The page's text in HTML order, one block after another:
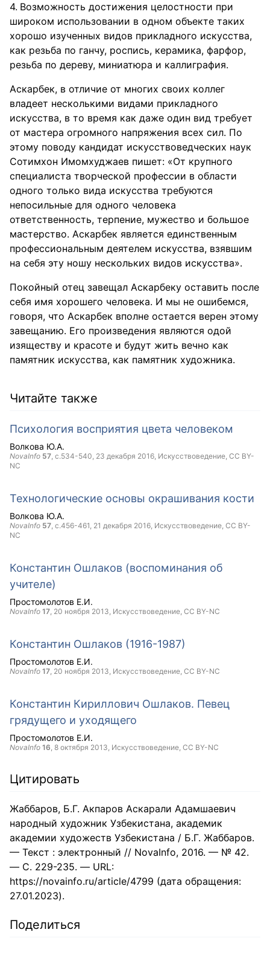
Возможность достижения целостности при
широком использовании в одном объекте таких
хорошо изученных видов прикладного искусства,
как резьба по ганчу, роспись, керамика, фарфор,
резьба по дереву, миниатюра и каллиграфия.
Аскарбек, в отличие от многих своих коллег
владеет несколькими видами прикладного
искусства, в то время как даже один вид требует
от мастера огромного напряжения всех сил. По
этому поводу кандидат искусствоведческих наук
Сотимхон Имомхуджаев пишет: «От крупного
специалиста творческой профессии в области
одного только вида искусства требуются
непосильные для одного человека
ответственность, терпение, мужество и большое
мастерство. Аскарбек является единственным
профессиональным деятелем искусства, взявшим
на себя эту ношу нескольких видов искусства».
Покойный отец завещал Аскарбеку оставить после
себя имя хорошего человека. И мы не ошибемся,
говоря, что Аскарбек вполне остается верен этому
завещанию. Его произведения являются одой
изяществу и красоте и будут жить вечно как
памятник искусства, как памятник художника.
Читайте также
Психология восприятия цвета человеком
Волкова Ю.А.
NovaInfo 57, с.534-540, 23 декабря 2016, Искусствоведение, CC BY-
NC
Технологические основы окрашивания кости
Волкова Ю.А.
NovaInfo 57, с.456-461, 21 декабря 2016, Искусствоведение, CC BY-
NC
Константин Ошлаков (воспоминания об
учителе)
Простомолотов Е.И.
NovaInfo 17, 20 ноября 2013, Искусствоведение, CC BY-NC
Константин Ошлаков (1916-1987)
Простомолотов Е.И.
NovaInfo 17, 20 ноября 2013, Искусствоведение, CC BY-NC
Константин Кириллович Ошлаков. Певец
грядущего и уходящего
Простомолотов Е.И.
NovaInfo 16, 8 октября 2013, Искусствоведение, CC BY-NC
Цитировать
Жаббаров, Б.Г. Акпаров Аскарали Адамшаевич
народный художник Узбекистана, академик
академии художеств Узбекистана / Б.Г. Жаббаров.
— Текст : электронный // NovaInfo, 2016. — № 42.
— С. 229-235. — URL:
https://novainfo.ru/article/4799 (дата обращения:
27.01.2023).
Поделиться